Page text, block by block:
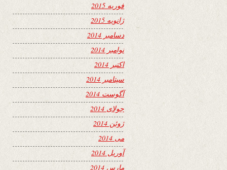
فوریه 2015
ژانویه 2015
دسامبر 2014
نوامبر 2014
اکتبر 2014
سپتامبر 2014
آگوست 2014
جولای 2014
ژوئن 2014
می 2014
آوریل 2014
مارس 2014